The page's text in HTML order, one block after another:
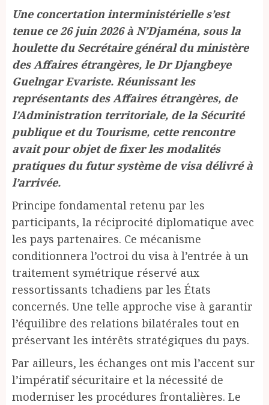
Une concertation interministérielle s’est
tenue ce 26 juin 2026 à N’Djaména, sous la
houlette du Secrétaire général du ministère
des Affaires étrangères, le Dr Djangbeye
Guelngar Evariste. Réunissant les
représentants des Affaires étrangères, de
l’Administration territoriale, de la Sécurité
publique et du Tourisme, cette rencontre
avait pour objet de fixer les modalités
pratiques du futur système de visa délivré à
l’arrivée.
Principe fondamental retenu par les
participants, la réciprocité diplomatique avec
les pays partenaires. Ce mécanisme
conditionnera l’octroi du visa à l’entrée à un
traitement symétrique réservé aux
ressortissants tchadiens par les États
concernés. Une telle approche vise à garantir
l’équilibre des relations bilatérales tout en
préservant les intérêts stratégiques du pays.
Par ailleurs, les échanges ont mis l’accent sur
l’impératif sécuritaire et la nécessité de
moderniser les procédures frontalières. Le